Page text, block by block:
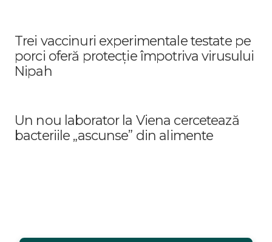
Trei vaccinuri experimentale testate pe
porci oferă protecție împotriva virusului
Nipah
Un nou laborator la Viena cercetează
bacteriile „ascunse” din alimente